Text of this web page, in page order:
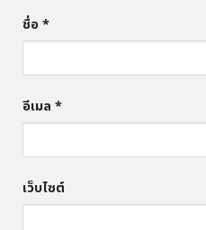
ชื่อ*
อีเมล *
เว็บไซต์